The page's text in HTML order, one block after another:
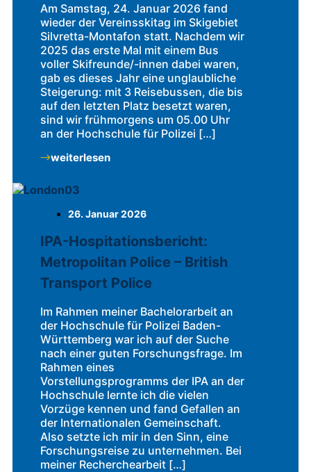
Am Samstag, 24. Januar 2026 fand
wieder der Vereinsskitag im Skigebiet
Silvretta-Montafon statt. Nachdem wir
2025 das erste Mal mit einem Bus
voller Skifreunde/-innen dabei waren,
gab es dieses Jahr eine unglaubliche
Steigerung: mit 3 Reisebussen, die bis
auf den letzten Platz besetzt waren,
sind wir frühmorgens um 05.00 Uhr
an der Hochschule für Polizei […]
weiterlesen
26. Januar 2026
IPA-Hospitationsbericht:
Metropolitan Police – British
Transport Police
Im Rahmen meiner Bachelorarbeit an
der Hochschule für Polizei Baden-
Württemberg war ich auf der Suche
nach einer guten Forschungsfrage. Im
Rahmen eines
Vorstellungsprogramms der IPA an der
Hochschule lernte ich die vielen
Vorzüge kennen und fand Gefallen an
der Internationalen Gemeinschaft.
Also setzte ich mir in den Sinn, eine
Forschungsreise zu unternehmen. Bei
meiner Recherchearbeit […]